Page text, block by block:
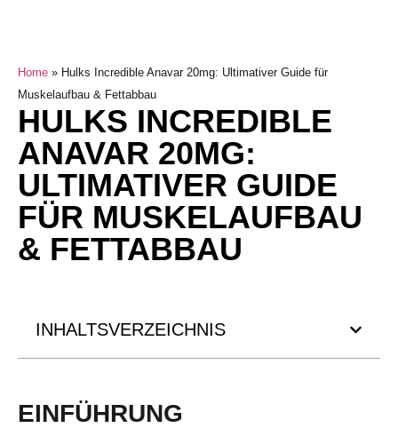
Home » Hulks Incredible Anavar 20mg: Ultimativer Guide für
Muskelaufbau & Fettabbau
HULKS INCREDIBLE
ANAVAR 20MG:
ULTIMATIVER GUIDE
FÜR MUSKELAUFBAU
& FETTABBAU
INHALTSVERZEICHNIS
EINFÜHRUNG